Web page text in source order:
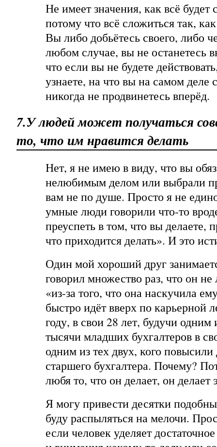
Не имеет значения, как всё будет
потому что всё сложиться так,
Вы либо добьётесь своего, либо
любом случае, вы не останетесь
что если вы не будете
узнаете, на что вы на самом
никогда не продвинетесь вперёд.
7.У людей может получаться
то, что им нравится делать
Нет, я не имею в виду, что вы
нелюбимым делом или выбрали
вам не по душе. Просто я не
умные люди говорили что-то
преуспеть в том, что вы делаете,
что приходится делать». И это
Один мой хороший друг
говорил множество раз, что он
«из-за того, что она наскучила
быстро идёт вверх по карьерной
году, в свои 28 лет, будучи одним
тысячи младших бухгалтеров в
одним из тех двух, кого
старшего бухгалтера. Почему?
любя то, что он делает, он делает
Я могу привести десятки
буду распыляться на мелочи.
если человек уделяет